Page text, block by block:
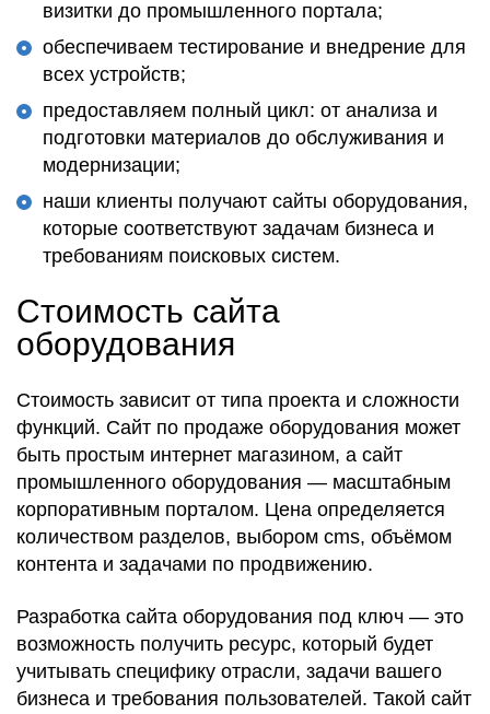
визитки до промышленного портала;
обеспечиваем тестирование и внедрение для
всех устройств;
предоставляем полный цикл: от анализа и
подготовки материалов до обслуживания и
модернизации;
наши клиенты получают сайты оборудования,
которые соответствуют задачам бизнеса и
требованиям поисковых систем.
Стоимость сайта
оборудования
Стоимость зависит от типа проекта и сложности
функций. Сайт по продаже оборудования может
быть простым интернет магазином, а сайт
промышленного оборудования — масштабным
корпоративным порталом. Цена определяется
количеством разделов, выбором cms, объёмом
контента и задачами по продвижению.
Разработка сайта оборудования под ключ — это
возможность получить ресурс, который будет
учитывать специфику отрасли, задачи вашего
бизнеса и требования пользователей. Такой сайт